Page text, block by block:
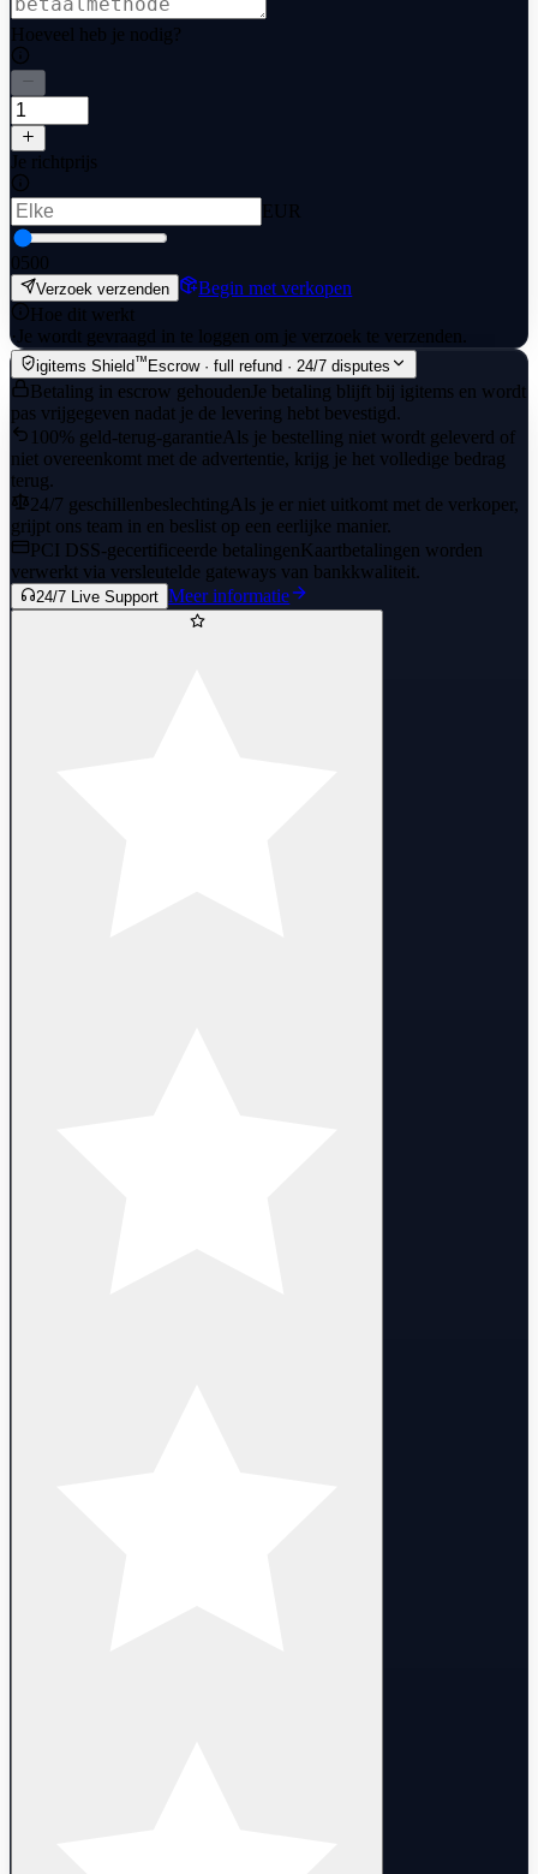
Hoeveel heb je nodig?
Je richtprijs
EUR
0500
Verzoek verzenden
Begin met verkopen
Hoe dit werkt
· Je wordt gevraagd in te loggen om je verzoek te verzenden.
igitems Shield™Escrow · full refund · 24/7 disputes
Betaling in escrow gehouden Je betaling blijft bij igitems en wordt
pas vrijgegeven nadat je de levering hebt bevestigd.
100% geld-terug-garantieAls je bestelling niet wordt geleverd of
niet overeenkomt met de advertentie, krijg je het volledige bedrag
terug.
24/7 geschillenbeslechtingAls je er niet uitkomt met de verkoper,
grijpt ons team in en beslist op een eerlijke manier.
PCI DSS-gecertificeerde betalingenKaartbetalingen worden
verwerkt via versleutelde gateways van bankkwaliteit.
24/7 Live Support Meer informatie